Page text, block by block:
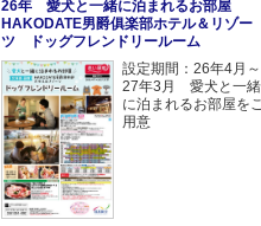
26年 愛犬と一緒に泊まれるお部屋
HAKODATE男爵俱楽部ホテル＆リゾー
ツ ドッグフレンドリールーム
設定期間：26年4月～
27年3月 愛犬と一緒
に泊まれるお部屋を
用意